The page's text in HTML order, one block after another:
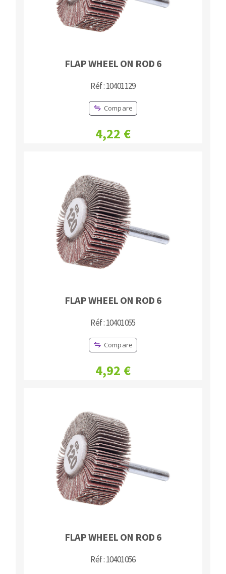
FLAP WHEEL ON ROD 6
Réf : 10401129
Compare
4,22 €
FLAP WHEEL ON ROD 6
Réf : 10401055
Compare
4,92 €
FLAP WHEEL ON ROD 6
Réf : 10401056